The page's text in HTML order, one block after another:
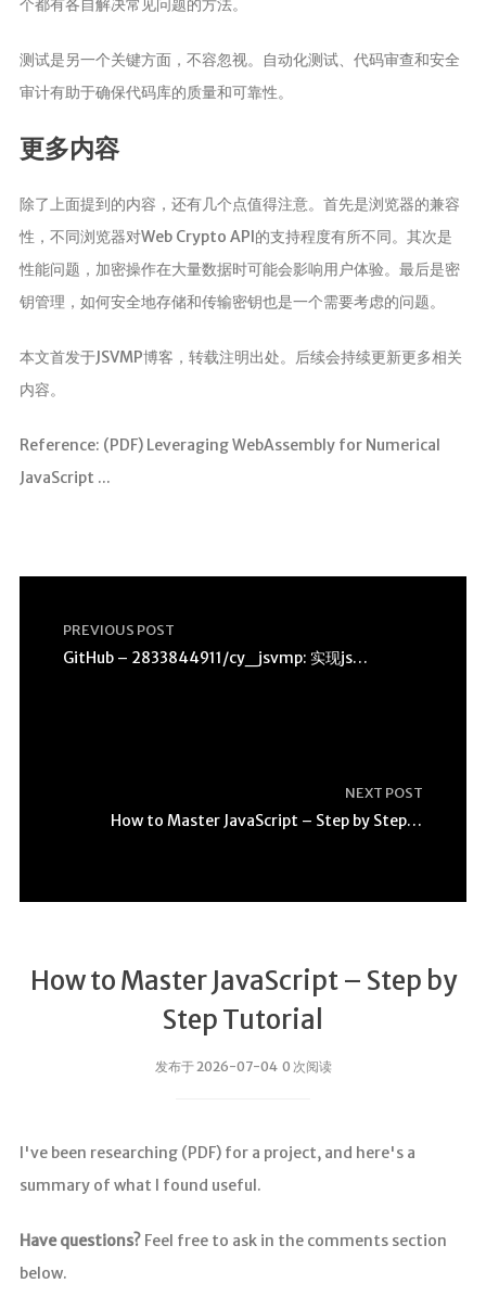
个都有各自解决常见问题的方法。
测试是另一个关键方面，不容忽视。自动化测试、代码审查和安全
审计有助于确保代码库的质量和可靠性。
更多内容
除了上面提到的内容，还有几个点值得注意。首先是浏览器的兼容
性，不同浏览器对Web Crypto API的支持程度有所不同。其次是
性能问题，加密操作在大量数据时可能会影响用户体验。最后是密
钥管理，如何安全地存储和传输密钥也是一个需要考虑的问题。
本文首发于JSVMP博客，转载注明出处。后续会持续更新更多相关
内容。
Reference: (PDF) Leveraging WebAssembly for Numerical
JavaScript ...
PREVIOUS POST
GitHub – 2833844911/cy_jsvmp: 实现jsvmp技术加密代码，基本实现ES
NEXT POST
How to Master JavaScript – Step by Step Tutorial
How to Master JavaScript – Step by
Step Tutorial
发布于 2026-07-04 0 次阅读
I've been researching (PDF) for a project, and here's a
summary of what I found useful.
Have questions?Feel free to ask in the comments section
below.